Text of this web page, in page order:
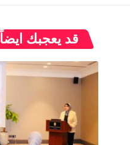
قد يعجبك ايضاً